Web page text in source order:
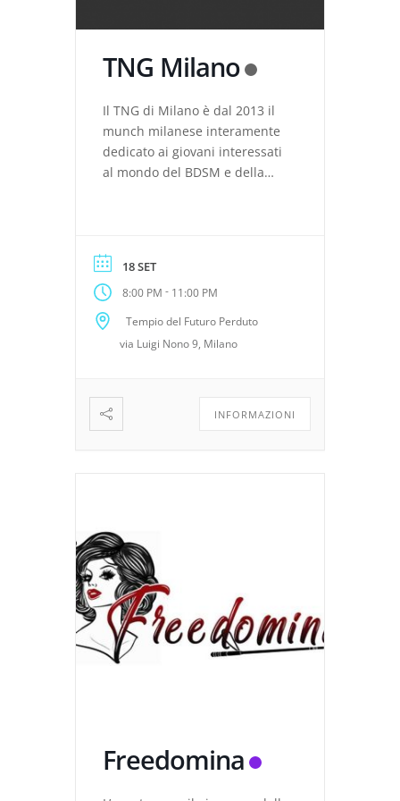
TNG Milano
Il TNG di Milano è dal 2013 il
munch milanese interamente
dedicato ai giovani interessati
al mondo del BDSM e della
pratica e sperimenta in questo
ambito e con altri giovani
desiderosi di conoscere,
capire e interpretare le
proprie fantasie; il tutto in un
18 SET
8:00 PM - 11:00 PM
Tempio del Futuro Perduto
via Luigi Nono 9, Milano
INFORMAZIONI
Freedomina